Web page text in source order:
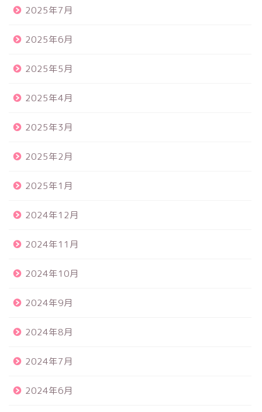
2025年7月
2025年6月
2025年5月
2025年4月
2025年3月
2025年2月
2025年1月
2024年12月
2024年11月
2024年10月
2024年9月
2024年8月
2024年7月
2024年6月